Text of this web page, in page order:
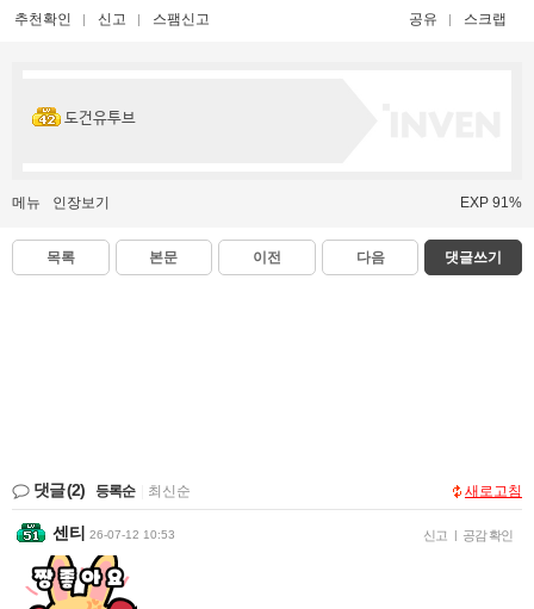
추천확인 신고 스팸신고 공유 스크랩
도건유투브
메뉴 인장보기 EXP 91%
목록 본문 이전 다음 댓글쓰기
댓글(2) 등록순 최신순 새로고침
센티 26-07-12 10:53 신고 | 공감 확인